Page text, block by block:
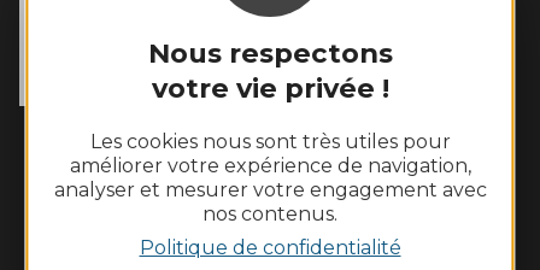
Nous respectons
votre vie privée !
Les cookies nous sont très utiles pour
améliorer votre expérience de navigation,
analyser et mesurer votre engagement avec
nos contenus.
Politique de confidentialité
MAIRIE DE
12720 Mostuéjouls
Tél. :05 65 62 60 43
Horaires d'ouverture :
Le lundi de 10h à 12h et le vendredi de 14h à 16h